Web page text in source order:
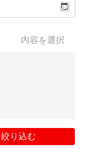
内容を選択
絞り込む